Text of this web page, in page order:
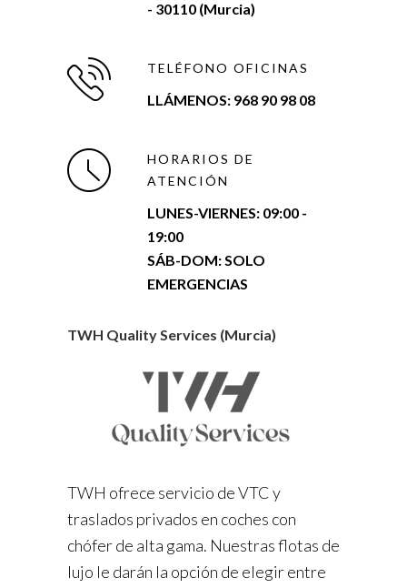
- 30110 (Murcia)
TELÉFONO OFICINAS
LLÁMENOS: 968 90 98 08
HORARIOS DE
ATENCIÓN
LUNES-VIERNES: 09:00 -
19:00
SÁB-DOM: SOLO
EMERGENCIAS
TWH Quality Services (Murcia)
TWH ofrece servicio de VTC y
traslados privados en coches con
chófer de alta gama. Nuestras flotas de
lujo le darán la opción de elegir entre